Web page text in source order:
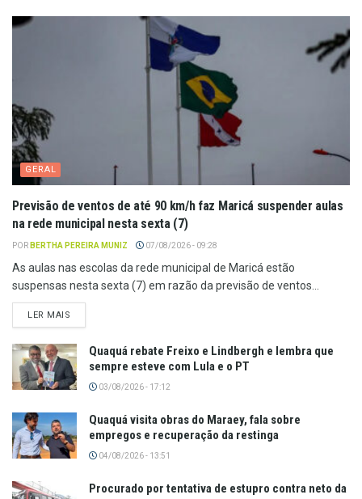
GERAL
Previsão de ventos de até 90 km/h faz Maricá suspender aulas
na rede municipal nesta sexta (7)
POR BERTHA PEREIRA MUNIZ 07/08/2026 - 09:28
As aulas nas escolas da rede municipal de Maricá estão
suspensas nesta sexta (7) em razão da previsão de ventos...
LER MAIS
Quaquá rebate Freixo e Lindbergh e lembra que
sempre esteve com Lula e o PT
03/08/2026 - 17:12
Quaquá visita obras do Maraey, fala sobre
empregos e recuperação da restinga
04/08/2026 - 13:51
Procurado por tentativa de estupro contra neto da